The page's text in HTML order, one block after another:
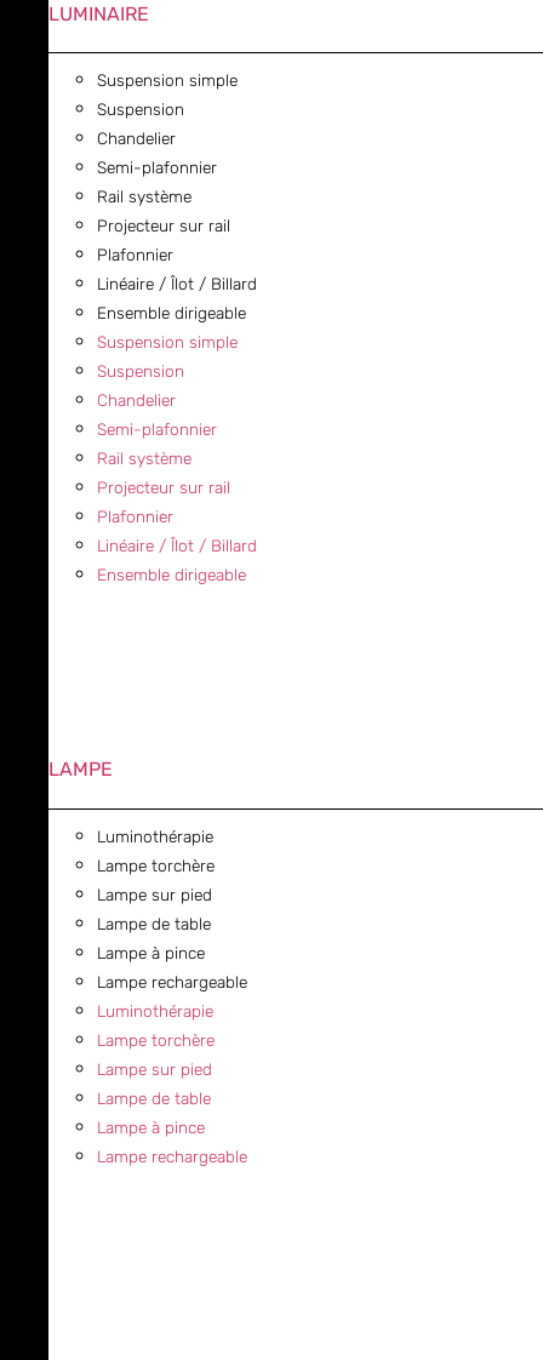
LUMINAIRE
Suspension simple
Suspension
Chandelier
Semi-plafonnier
Rail système
Projecteur sur rail
Plafonnier
Linéaire / Îlot / Billard
Ensemble dirigeable
Suspension simple
Suspension
Chandelier
Semi-plafonnier
Rail système
Projecteur sur rail
Plafonnier
Linéaire / Îlot / Billard
Ensemble dirigeable
LAMPE
Luminothérapie
Lampe torchère
Lampe sur pied
Lampe de table
Lampe à pince
Lampe rechargeable
Luminothérapie
Lampe torchère
Lampe sur pied
Lampe de table
Lampe à pince
Lampe rechargeable